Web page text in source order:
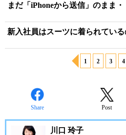
まだ「iPhoneから送信」のまま
新入社員はスーツに着られている
1 2 3 4
Share Post
川口 玲子